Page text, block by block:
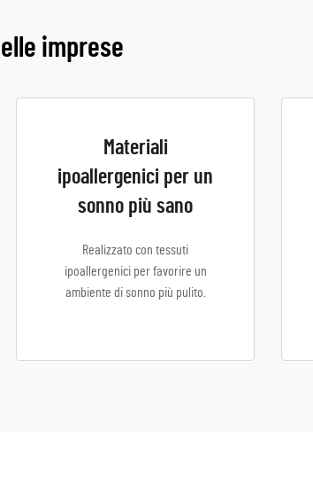
imprese
Materiali
ipoallergenici per un
sonno più sano
Realizzato con tessuti
ipoallergenici per favorire un
ambiente di sonno più pulito.